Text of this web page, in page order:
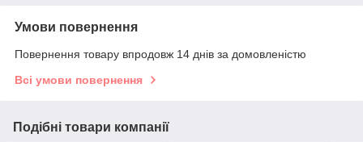
Умови повернення
Повернення товару впродовж 14 днів за домовленістю
Всі умови повернення
Подібні товари компанії